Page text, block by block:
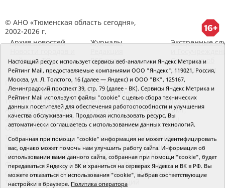
© АНО «Тюменская область сегодня»,
2002-2026 г.
Архив новостей
районов ТО
Журналы
RSS поток
Экстренные
Сведения об
организации
Главный редактор Рябков А.В.
Редакция: 625002, Тюмень, Осипенко, 81,
телефон (3452)49-00-18, e-mail: tumentoday@obl72.ru
Адрес для писем: 625000, Россия, Тюмень, Почтамт,
а/я 371. Для пресс-релизов: tumentoday@obl72.ru.
Отдел писем: тел. (3452) 39-90-59. Отдел рекламы:
тел. (3452) 39-90-51. Регистрация СМИ: Сетевое
издание «Интернет-газета «Тюменская область
сегодня», свидетельство о регистрации СМИ Эл №
ФС77-64918 от 24.02.2016 выдано Федеральной
службой по надзору в сфере связи, информационных
технологий и массовых коммуникаций
Настоящий ресурс использует сервисы веб-аналитики Яндекс Метрика и
Рейтинг Mail, предоставляемые компаниями ООО "Яндекс", 119021, Россия,
Москва, ул. Л. Толстого, 16 (далее — Яндекс) и ООО "ВК", 125167,
Ленинградский проспект 39, стр. 79 (далее - ВК). Сервисы Яндекс Метрика и
Рейтинг Mail используют файлы "cookie" с целью сбора технических
данных посетителей для обеспечения работоспособности и улучшения
качества обслуживания. Продолжая использовать ресурс, Вы
автоматически соглашаетесь с использованием данных технологий.
Собранная при помощи "cookie" информация не может идентифицировать
вас, однако может помочь нам улучшить работу сайта. Информация об
использовании вами данного сайта, собранная при помощи "cookie", будет
передаваться Яндексу и ВК и храниться на серверах Яндекса и ВК в РФ. Вы
можете отказаться от использования "cookie", выбрав соответствующие
настройки в браузере. Политика оператора